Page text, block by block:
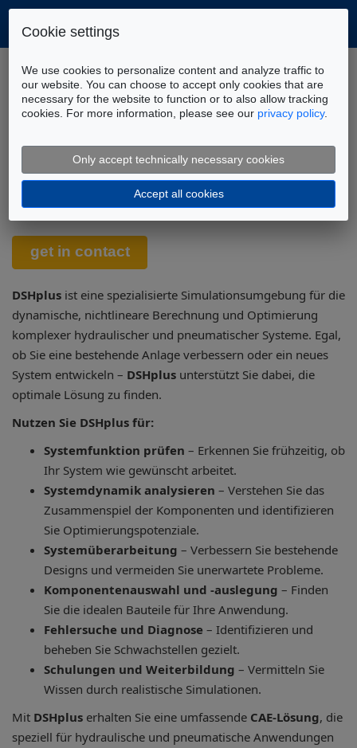
Home Werkzeuge DSHplus
DSHplus – Ihre Lösung zur
Simulation, Analyse und
Optimierung hydraulischer &
pneumatischer Systeme
DSHplus ist eine spezialisierte Simulationsumgebung für die
dynamische, nichtlineare Berechnung und Optimierung
komplexer hydraulischer und pneumatischer Systeme. Egal,
ob Sie eine bestehende Anlage verbessern oder ein neues
System entwickeln – DSHplus unterstützt Sie dabei, die
optimale Lösung zu finden.
Nutzen Sie DSHplus für:
Systemfunktion prüfen – Erkennen Sie frühzeitig, ob
Ihr System wie gewünscht arbeitet.
Systemdynamik analysieren – Verstehen Sie das
Zusammenspiel der Komponenten und identifizieren
Sie Optimierungspotenziale.
Systemüberarbeitung – Verbessern Sie bestehende
Designs und vermeiden Sie unerwartete Probleme.
Komponentenauswahl und -auslegung – Finden
Sie die idealen Bauteile für Ihre Anwendung.
Fehlersuche und Diagnose – Identifizieren und
beheben Sie Schwachstellen gezielt.
Schulungen und Weiterbildung – Vermitteln Sie
Wissen durch realistische Simulationen.
Mit DSHplus erhalten Sie eine umfassende CAE-Lösung, die
speziell für hydraulische und pneumatische Anwendungen
Cookie settings
We use cookies to personalize content and analyze traffic to
our website. You can choose to accept only cookies that are
necessary for the website to function or to also allow tracking
cookies. For more information, please see our privacy policy.
Only accept technically necessary cookies
Accept all cookies